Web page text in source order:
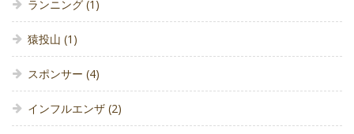
ランニング (1)
猿投山 (1)
スポンサー (4)
インフルエンザ (2)